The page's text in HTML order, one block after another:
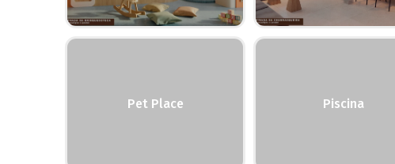
Pet Place Piscina